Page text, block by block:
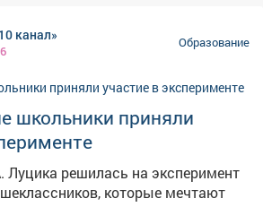
- сообщила министр
Также редакция
девятиклассникам
класс - некоторые школы
место в 10-м классе,
не было. Власти ответили, что
учиться в десятый класс, таких
После окончания девятого
и колледжи ушли 22 708 детей.
канал» Образование
школьники приняли
решилась на эксперимент
которые мечтают